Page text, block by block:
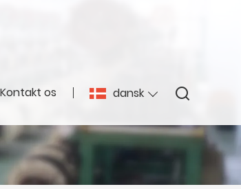
dansk
Kontakt os